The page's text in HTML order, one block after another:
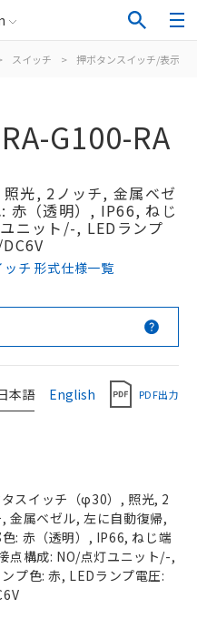
スイッチ > 押ボタンスイッチ/表示灯
G100-RA
光, 2ノッチ, 金属ベゼ
赤（透明）, IP66, ねじ
ニット/-, LEDランプ
チ 形式仕様一覧
本語 English PDF出力
スイッチ（φ30）, 照光, 2
, 金属ベゼル, 左に自動復帰,
: 赤（透明）, IP66, ねじ端
点構成: NO/点灯ユニット/-,
プ色: 赤, LEDランプ電圧: